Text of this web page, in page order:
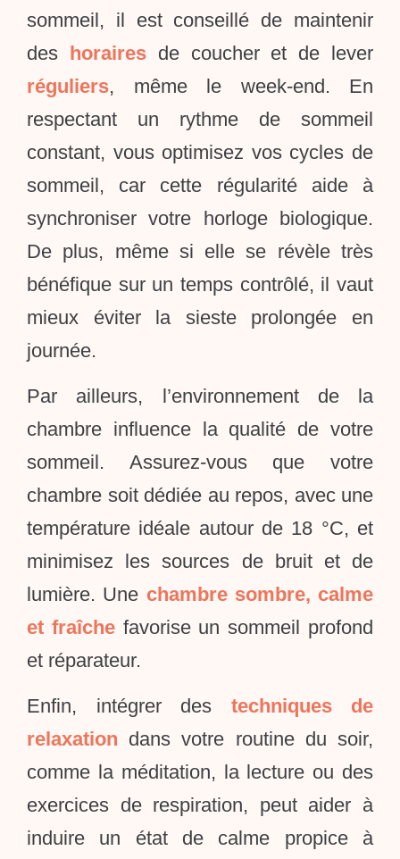
sommeil, il est conseillé de maintenir
des
horairesde coucher et de lever
réguliers, même le week-end. En
respectant un rythme de sommeil
constant, vous optimisez vos cycles de
sommeil, car cette régularité aide à
synchroniser votre horloge biologique.
De plus, même si elle se révèle très
bénéfique sur un temps contrôlé, il vaut
mieux éviter la sieste prolongée en
journée.
Par ailleurs, l’environnement de la
chambre influence la qualité de votre
sommeil. Assurez-vous que votre
chambre soit dédiée au repos, avec une
température idéale autour de 18 °C, et
minimisez les sources de bruit et de
lumière. Une chambre sombre, calme
et fraîchefavorise un sommeil profond
et réparateur.
Enfin, intégrer des techniques de
relaxation dans votre routine du soir,
comme la méditation, la lecture ou des
exercices de respiration, peut aider à
induire un état de calme propice à